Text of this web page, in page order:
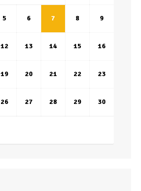
5 6 7 8 9
12 13 14 15 16
19 20 21 22 23
26 27 28 29 30